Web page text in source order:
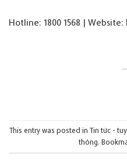
Hotline: 1800 1568 | Website:
This entry was posted in Tin tức -
thông.